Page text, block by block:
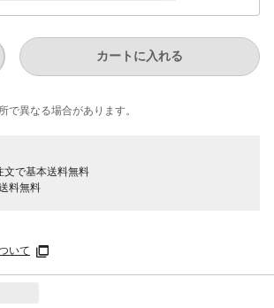
カートに入れる
異なる​場合が​あります。
文で基本送料無料
料無料
いて